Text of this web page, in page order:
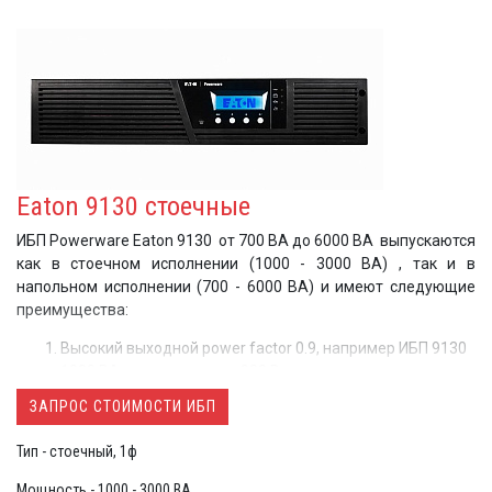
Eaton 9130 стоечные
ИБП Powerware Eaton 9130 от 700 ВА до 6000 ВА выпускаются
как в стоечном исполнении (1000 - 3000 ВА) , так и в
напольном исполнении (700 - 6000 ВА) и имеют следующие
преимущества:
Высокий выходной power factor 0.9, например ИБП 9130
подключить к ИБП больше современной нагрузки
Широкое окно без перехода на батареи (от 120 В при 1/3
Графический дисплей
использования русского языка
ЗАПРОС СТОИМОСТИ ИБП
Тип - стоечный, 1ф